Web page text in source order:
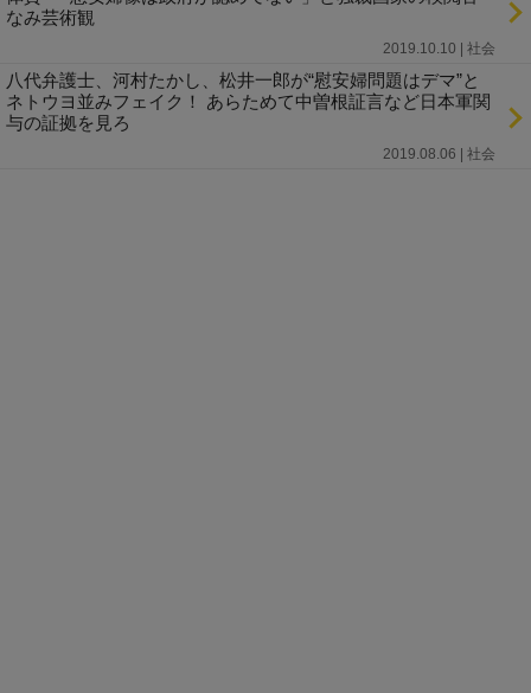
なみ芸術観
2019.10.10 | 社会
八代弁護士、河村たかし、松井一郎が“慰安婦問題はデマ”と
ネトウヨ並みフェイク！ あらためて中曽根証言など日本軍関
与の証拠を見ろ
2019.08.06 | 社会